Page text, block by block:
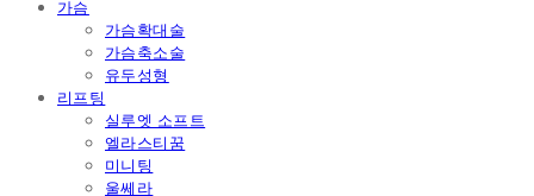
가슴
가슴확대술
가슴축소술
유두성형
리프팅
실루엣 소프트
엘라스티꿈
미니팅
울쎄라